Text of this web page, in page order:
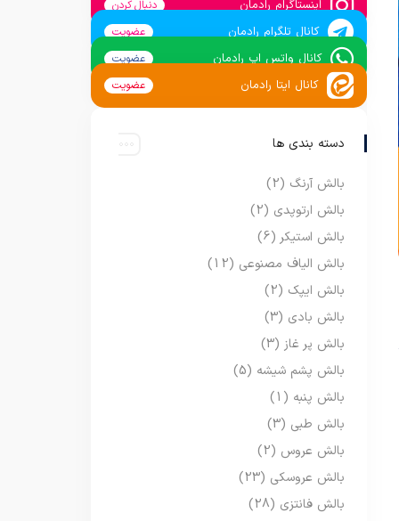
اینستاگرام رادمان دنبال کردن
کانال تلگرام رادمان عضویت
کانال واتس اپ رادمان عضویت
کانال ایتا رادمان عضویت
دسته بندی ها
بالش آرنگ (2)
بالش ارتوپدی (2)
بالش استیکر (6)
بالش الیاف مصنوعی (12)
بالش ایپک (2)
بالش بادی (3)
بالش پر غاز (3)
بالش پشم شیشه (5)
بالش پنبه (1)
بالش طبی (3)
بالش عروس (2)
بالش عروسکی (23)
بالش فانتزی (28)